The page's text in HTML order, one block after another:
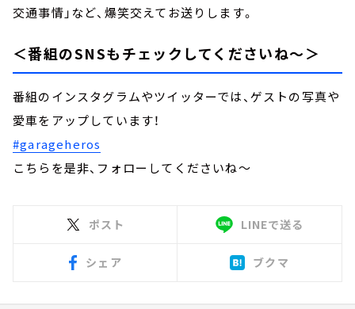
交通事情」など、爆笑交えてお送りします。
＜番組のSNSもチェックしてくださいね～＞
番組のインスタグラムやツイッターでは、ゲストの写真や
愛車をアップしています！
#garageheros
こちらを是非、フォローしてくださいね～
ポスト LINEで送る
シェア ブクマ